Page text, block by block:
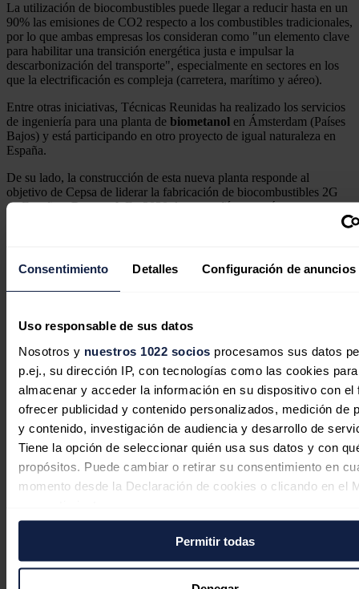
Consentimiento Detalles Configuración de anuncios
Uso responsable de sus datos
Nosotros y nuestros 1022 socios procesamos sus datos
p.ej., su dirección IP, con tecnologías como las cookies para
almacenar y acceder la información en su dispositivo con el
ofrecer publicidad y contenido personalizados, medición de
y contenido, investigación de audiencia y desarrollo de
Tiene la opción de seleccionar quién usa sus datos y con
propósitos. Puede cambiar o retirar su consentimiento en
momento desde la Declaración de cookies o clicando en el
Si lo permite, también quisiéramos:
Recopilar información sobre su ubicación geográfica
puede tener una precisión de varios metros
Permitir todas
La utilización de biocombustibles puede llegar a reducir hasta en un
90% las emisiones de CO2 respecto a los combustibles tradicionales,
por lo que ambas empresas los consideran como "un elemento clave
para habilitar una transición energética justa e impulsar la
descarbonización del transporte", especialmente en sectores en los
que la electrificación es compleja (carretera, marítimo y aéreo).
Entre otras iniciativas, Técnicas Reunidas ha realizado los servicios
de ingeniería para una planta de biometanol en Ámsterdam (Países
Bajos) y está participando en otro proyecto de igual naturaleza en
España.
De su lado, la construcción de esta nueva planta responde al
objetivo de Cepsa de liderar la fabricación de biocombustibles 2G
en España yPortugal. En 2030, la compañía contará con una
sobrevolar 2.000 veces el planeta.
Noticias relacionadas
Un corte de luz afecta a centenares de
personas en varias calles del centro de